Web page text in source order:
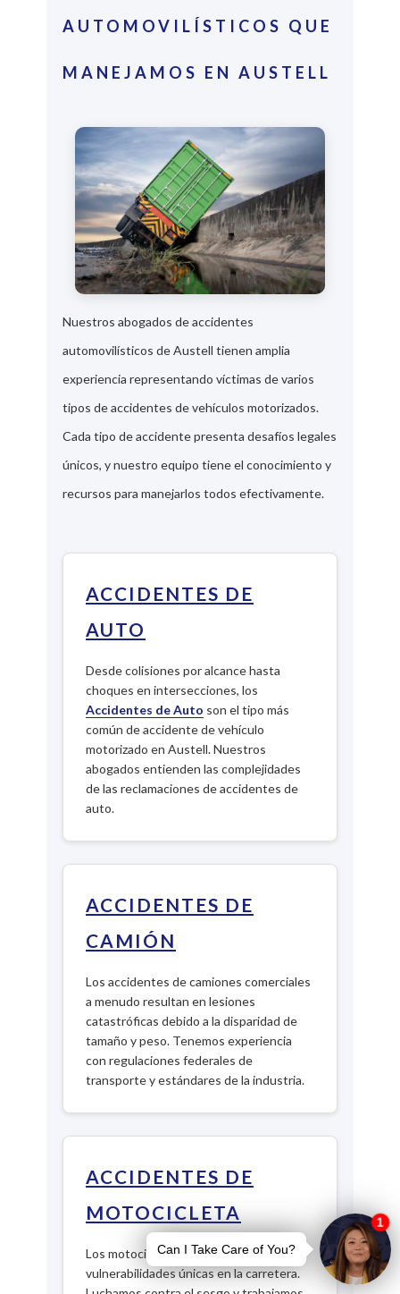
AUTOMOVILÍSTICOS QUE
MANEJAMOS EN AUSTELL
Nuestros abogados de accidentes
automovilísticos de Austell tienen amplia
experiencia representando víctimas de varios
tipos de accidentes de vehículos motorizados.
Cada tipo de accidente presenta desafíos legales
únicos, y nuestro equipo tiene el conocimiento y
recursos para manejarlos todos efectivamente.
ACCIDENTES DE
AUTO
Desde colisiones por alcance hasta
choques en intersecciones, los
Accidentes de Auto son el tipo más
común de accidente de vehículo
motorizado en Austell. Nuestros
abogados entienden las complejidades
de las reclamaciones de accidentes de
auto.
ACCIDENTES DE
CAMIÓN
Los accidentes de camiones comerciales
a menudo resultan en lesiones
catastróficas debido a la disparidad de
tamaño y peso. Tenemos experiencia
con regulaciones federales de
transporte y estándares de la industria.
ACCIDENTES DE
MOTOCICLETA
Los motociclistas enfrentan
vulnerabilidades únicas en la carretera.